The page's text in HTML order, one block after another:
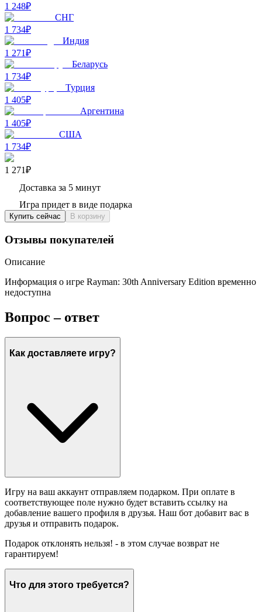
1 248₽
СНГ
1 734₽
Индия
1 271₽
Беларусь
1 734₽
Турция
1 405₽
Аргентина
1 405₽
США
1 734₽
1 271₽
Доставка за 5 минут
Игра придет в виде подарка
Купить сейчас В корзину
Отзывы покупателей
Описание
Информация о игре Rayman: 30th Anniversary Edition временно
недоступна
Вопрос – ответ
Как доставляете игру?
Игру на ваш аккаунт отправляем подарком. При оплате в
соответствующее поле нужно будет вставить ссылку на
добавление вашего профиля в друзья. Наш бот добавит вас в
друзья и отправить подарок.
Подарок отклонять нельзя! - в этом случае возврат не
гарантируем!
Что для этого требуется?